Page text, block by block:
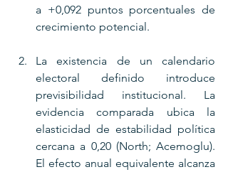
a +0,092 puntos porcentuales de
crecimiento potencial.
La existencia de un calendario
electoral definido introduce
previsibilidad institucional. La
evidencia comparada ubica la
elasticidad de estabilidad política
cercana a 0,20 (North; Acemoglu).
El efecto anual equivalente alcanza